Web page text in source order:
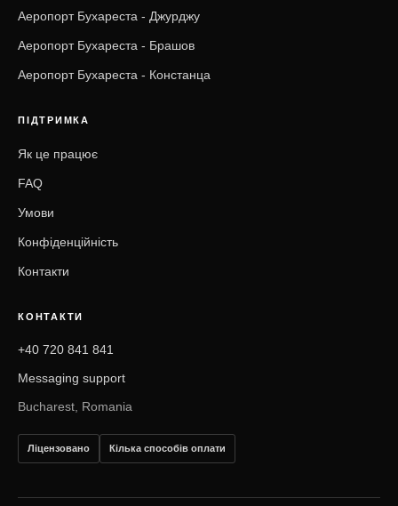
Аеропорт Бухареста - Джурджу
Аеропорт Бухареста - Брашов
Аеропорт Бухареста - Констанца
ПІДТРИМКА
Як це працює
FAQ
Умови
Конфіденційність
Контакти
КОНТАКТИ
+40 720 841 841
Messaging support
Bucharest, Romania
Ліцензовано Кілька способів оплати